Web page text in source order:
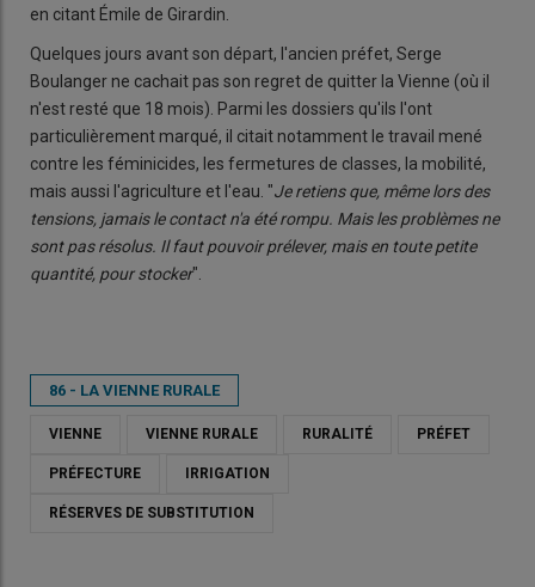
en citant Émile de Girardin.
Quelques jours avant son départ, l'ancien préfet, Serge
Boulanger ne cachait pas son regret de quitter la Vienne (où il
n'est resté que 18 mois). Parmi les dossiers qu'ils l'ont
particulièrement marqué, il citait notamment le travail mené
contre les féminicides, les fermetures de classes, la mobilité,
mais aussi l'agriculture et l'eau. "Je retiens que, même lors des
tensions, jamais le contact n'a été rompu. Mais les problèmes ne
sont pas résolus. Il faut pouvoir prélever, mais en toute petite
quantité, pour stocker".
86 - LA VIENNE RURALE
VIENNE VIENNE RURALE RURALITÉ PRÉFET
PRÉFECTURE IRRIGATION
RÉSERVES DE SUBSTITUTION